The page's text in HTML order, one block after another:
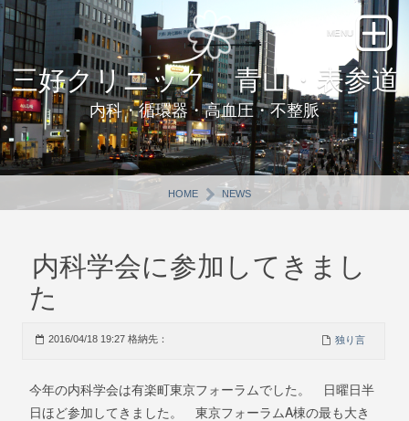
三好クリニック 青山・表参道
内科・循環器・高血圧・不整脈
HOME NEWS
内科学会に参加してきまし
た
2016/04/18 19:27 格納先： 独り言
今年の内科学会は有楽町東京フォーラムでした。 日曜日半
日ほど参加してきました。 東京フォーラムA棟の最も大き